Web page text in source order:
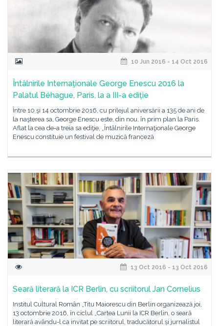
10 Jun 2016 - 14 Oct 2016
Întâlnirile Internaţionale George Enescu 2016 la
Palatul Béhague, Paris, la a III-a ediție
Între 10 şi 14 octombrie 2016, cu prilejul aniversării a 135 de ani de
la naşterea sa, George Enescu este, din nou, în prim plan la Paris.
Aflat la cea de-a treia sa ediţie, „Întâlnirile Internaţionale George
Enescu constituie un festival de muzică franceză
13 Oct 2016 - 13 Oct 2016
Seară literară la ICR Berlin, cu scriitorul Jan Cornelius
Institul Cultural Român „Titu Maiorescu din Berlin organizează joi,
13 octombrie 2016, în ciclul „Cartea Lunii la ICR Berlin, o seară
literară avându-l ca invitat pe scriitorul, traducătorul și jurnalistul